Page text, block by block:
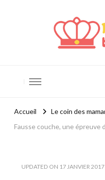
Accueil
Le coin des
Fausse couche, une épreuve
UPDATED ON 17 JANVIER 2017